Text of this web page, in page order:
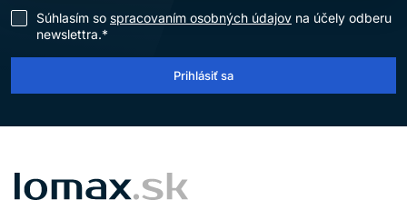
Súhlasím so spracovaním osobných údajov na účely odberu
newslettra.*
Prihlásiť sa
LOMAX